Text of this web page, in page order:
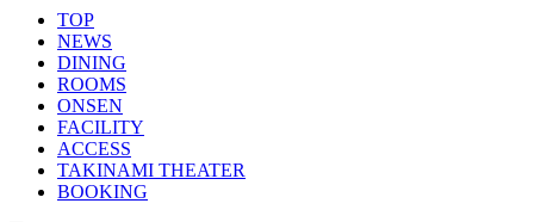
TOP
NEWS
DINING
ROOMS
ONSEN
FACILITY
ACCESS
TAKINAMI THEATER
BOOKING